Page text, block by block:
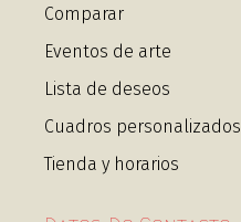
Comparar
Eventos de arte
Lista de deseos
Cuadros personalizados
Tienda y horarios